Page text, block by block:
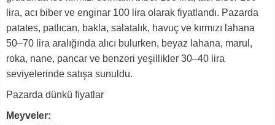
lira, acı biber ve enginar 100 lira olarak fiyatlandı. Pazarda
patates, patlıcan, bakla, salatalık, havuç ve kırmızı lahana
50–70 lira aralığında alıcı bulurken, beyaz lahana, marul,
roka, nane, pancar ve benzeri yeşillikler 30–40 lira
seviyelerinde satışa sunuldu.
Pazarda dünkü fiyatlar
Meyveler: